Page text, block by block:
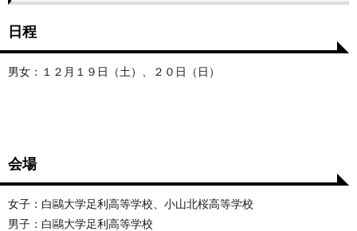
日程
男女：１２月１９日（土）、２０日（日）
会場
女子：白鷗大学足利高等学校、小山北桜高等学校
男子：白鷗大学足利高等学校